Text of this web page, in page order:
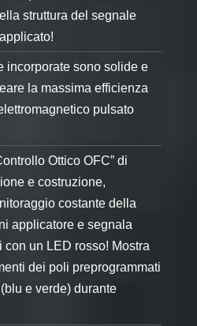
struttura del segnale
incorporate sono solide e
la massima efficienza
pulsato
Ottico OFC” di
e costruzione,
costante della
applicatore e segnala
con un LED rosso! Mostra
dei poli preprogrammati
e verde) durante